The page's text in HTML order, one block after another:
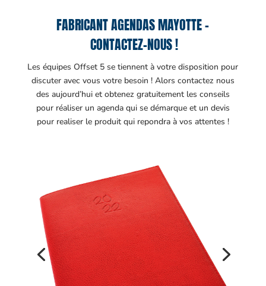
FABRICANT AGENDAS MAYOTTE –
CONTACTEZ-NOUS !
Les équipes Offset 5 se tiennent à votre disposition pour
discuter avec vous votre besoin ! Alors contactez nous
des aujourd’hui et obtenez gratuitement les conseils
pour réaliser un agenda qui se démarque et un devis
pour realiser le produit qui repondra à vos attentes !